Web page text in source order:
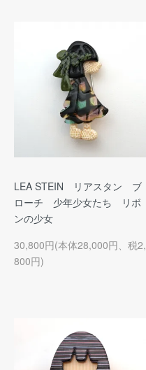
LEA STEIN リアスタン ブ
ローチ 少年少女たち リボ
ンの少女
30,800円(本体28,000円、税2,
800円)